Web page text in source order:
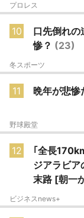
プロレス
10
口先倒れの
惨？ (23)
冬スポーツ
11 晩年が悲惨
野球殿堂
12
｢全長
ジアラビ
末路 [朝一
ビジネスnews+